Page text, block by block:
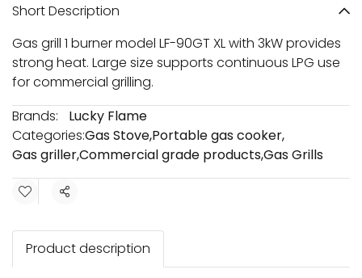
Short Description
Gas grill 1 burner model LF-90GT XL with 3kW provides
strong heat. Large size supports continuous LPG use
for commercial grilling.
Brands:
Lucky Flame
Categories:Gas Stove,Portable gas cooker,
Gas griller,Commercial grade products,Gas Grills
Share
Product description